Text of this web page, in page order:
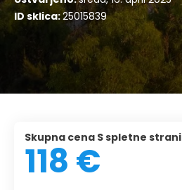
ID sklica:25015839
Skupna cena S spletne strani
118 €